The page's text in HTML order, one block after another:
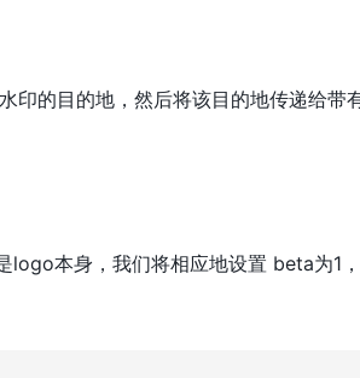
的目的地，然后将该目的地传递给带
本身，我们将相应地设置 beta为1